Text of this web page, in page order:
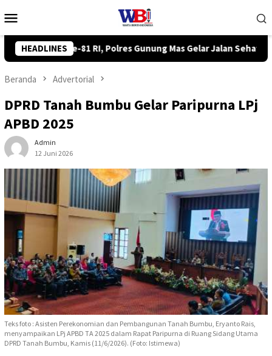
ke
Mobile
HEADLINES
Gelar Jalan Sehat hingga Lomba Tangkap Bebek
Beranda Advertorial
DPRD Tanah Bumbu Gelar Paripurna LPj
APBD 2025
Admin
12 Juni 2026
Teks foto : Asisten Perekonomian dan Pembangunan Tanah Bumbu, Eryanto Rais,
menyampaikan LPj APBD TA 2025 dalam Rapat Paripurna di Ruang Sidang Utama
DPRD Tanah Bumbu, Kamis (11/6/2026). (Foto: Istimewa)